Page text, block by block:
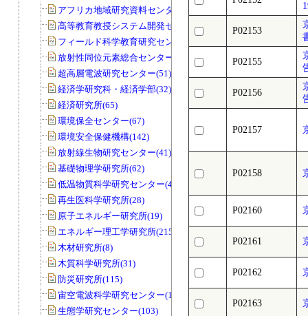
アフリカ地域研究資料センター(79)
高等教育教授システム開発センター(32)
フィールド科学教育研究センター(169)
放射性同位元素総合センター(83)
超高層電波研究センター(51)
経済学研究科・経済学部(32)
経済研究所(65)
環境保全センター(67)
環境安全保健機構(142)
放射線生物研究センター(41)
基礎物理学研究所(62)
低温物質科学研究センター(45)
再生医科学研究所(28)
原子エネルギー研究所(19)
エネルギー理工学研究所(215)
木材研究所(8)
木質科学研究所(31)
防災研究所(115)
宙空電波科学研究センター(11)
生態学研究センター(103)
P02153
P02155
P02156
P02157
P02158
P02160
P02161
P02162
P02163